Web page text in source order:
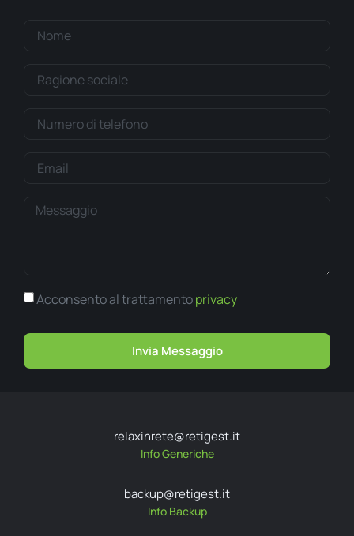
relaxinrete@retigest.it
Info Generiche
backup@retigest.it
Info Backup
Acconsento al trattamentoprivacy
Invia Messaggio